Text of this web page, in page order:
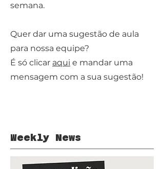
semana.
Quer dar uma sugestão de aula
para nossa equipe?
É só clicar aqui e mandar uma
mensagem com a sua sugestão!
Weekly News